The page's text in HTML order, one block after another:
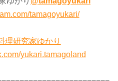
tamagoyukari/
理研究家ゆかり
yukari.tamagoland